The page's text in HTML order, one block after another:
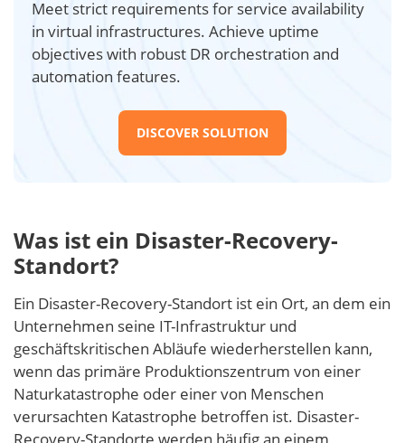
Meet strict requirements for service availability
in virtual infrastructures. Achieve uptime
objectives with robust DR orchestration and
automation features.
DISCOVER SOLUTION
Was ist ein Disaster-Recovery-
Standort?
Ein Disaster-Recovery-Standort ist ein Ort, an dem ein
Unternehmen seine IT-Infrastruktur und
geschäftskritischen Abläufe wiederherstellen kann,
wenn das primäre Produktionszentrum von einer
Naturkatastrophe oder einer von Menschen
verursachten Katastrophe betroffen ist. Disaster-
Recovery-Standorte werden häufig an einem